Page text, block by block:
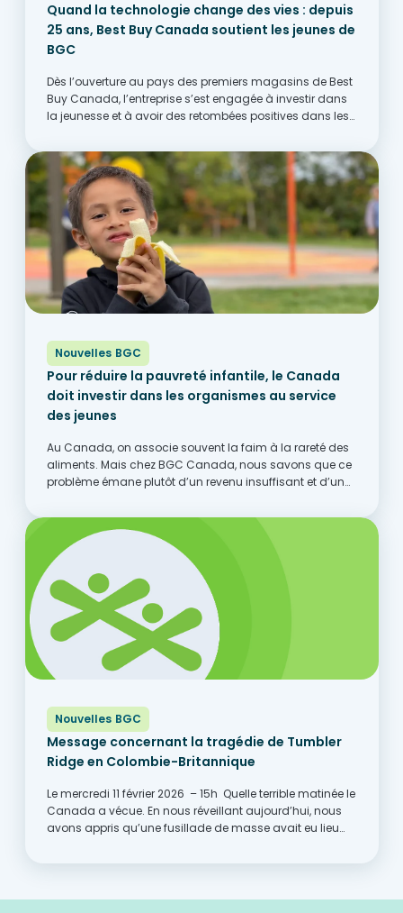
Quand la technologie change des vies : depuis
25 ans, Best Buy Canada soutient les jeunes de
BGC
Dès l’ouverture au pays des premiers magasins de Best
Buy Canada, l’entreprise s’est engagée à investir dans
la jeunesse et à avoir des retombées positives dans les
engagement a notamment pris la...
Nouvelles BGC
Pour réduire la pauvreté infantile, le Canada
doit investir dans les organismes au service
des jeunes
Au Canada, on associe souvent la faim à la rareté des
aliments. Mais chez BGC Canada, nous savons que ce
problème émane plutôt d’un revenu insuffisant et d’un
communautaire. Partout au pays, les...
Nouvelles BGC
Message concernant la tragédie de Tumbler
Ridge en Colombie-Britannique
Le mercredi 11 février 2026 – 15h Quelle terrible matinée le
Canada a vécue. En nous réveillant aujourd’hui, nous
avons appris qu’une fusillade de masse avait eu lieu